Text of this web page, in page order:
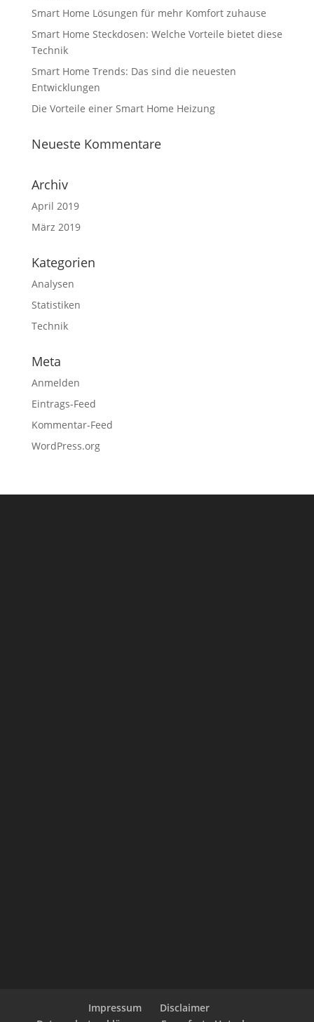
Smart Home Lösungen für mehr Komfort zuhause
Smart Home Steckdosen: Welche Vorteile bietet diese
Technik
Smart Home Trends: Das sind die neuesten
Entwicklungen
Die Vorteile einer Smart Home Heizung
Neueste Kommentare
Archiv
April 2019
März 2019
Kategorien
Analysen
Statistiken
Technik
Meta
Anmelden
Eintrags-Feed
Kommentar-Feed
WordPress.org
Impressum
Disclaimer